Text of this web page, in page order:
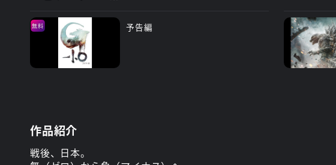
無料 予告編
作品紹介
戦後、日本。